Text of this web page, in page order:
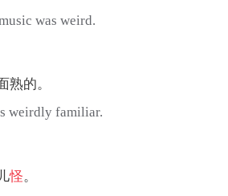
was weird.
熟的。
weirdly familiar.
怪。